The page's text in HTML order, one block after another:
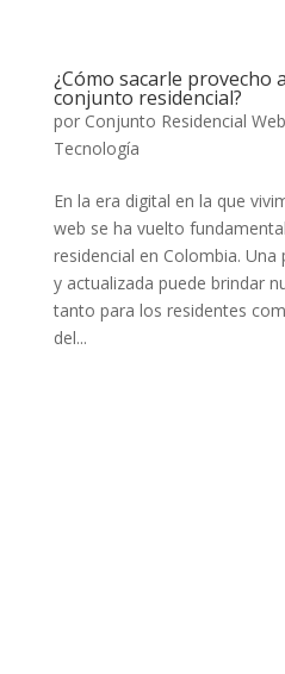
¿Cómo sacarle provecho
conjunto residencial?
por Conjunto Residencial Web
Tecnología
En la era digital en la que
web se ha vuelto
residencial en Colombia. Una
y actualizada puede brindar
tanto para los residentes
del...